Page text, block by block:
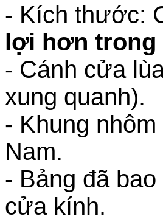
- Kích thước:
lợi hơn trong
- Cánh cửa
xung quanh).
- Khung
Nam.
- Bảng đã
cửa kính.